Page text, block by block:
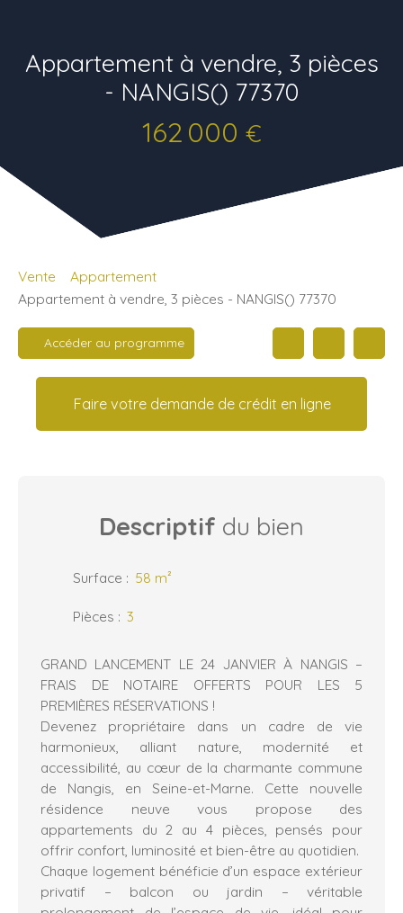
Appartement à vendre, 3 pièces
- NANGIS() 77370
162 000 €
Vente
Appartement
Appartement à vendre, 3 pièces - NANGIS() 77370
Accéder au programme
Faire votre demande de crédit en ligne
Descriptif du bien
Surface : 58 m²
Pièces : 3
GRAND LANCEMENT LE 24 JANVIER À NANGIS –
FRAIS DE NOTAIRE OFFERTS POUR LES 5
PREMIÈRES RÉSERVATIONS !
Devenez propriétaire dans un cadre de vie
harmonieux, alliant nature, modernité et
accessibilité, au cœur de la charmante commune
de Nangis, en Seine-et-Marne. Cette nouvelle
résidence neuve vous propose des
appartements du 2 au 4 pièces, pensés pour
offrir confort, luminosité et bien-être au quotidien.
Chaque logement bénéficie d’un espace extérieur
privatif – balcon ou jardin – véritable